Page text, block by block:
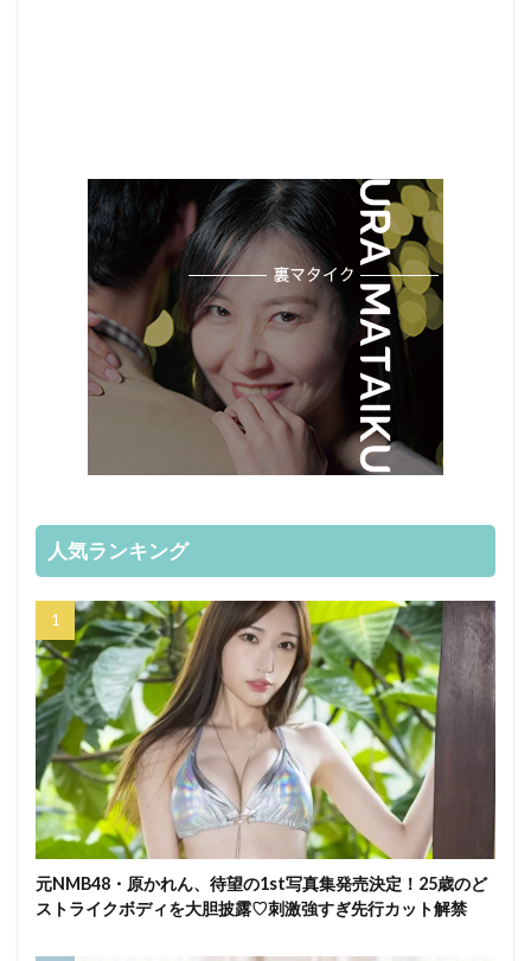
人気ランキング
元NMB48・原かれん、待望の1st写真集発売決定！25歳のど
ストライクボディを大胆披露♡刺激強すぎ先行カット解禁